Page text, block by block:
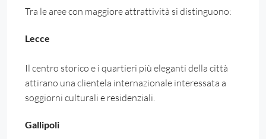
Tra le aree con maggiore attrattività si distinguono:
Lecce
Il centro storico e i quartieri più eleganti della città
attirano una clientela internazionale interessata a
soggiorni culturali e residenziali.
Gallipoli